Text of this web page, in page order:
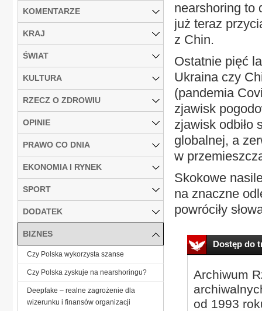
nearshoring to
już teraz
z Chin.
Ostatnie pięć
Ukraina czy
(pandemia
zjawisk
zjawisk odbiło
globalnej, a
w
Skokowe
na znaczne
powróciły
Dostęp do
Archiwum
od 1993
KOMENTARZE
KRAJ
ŚWIAT
KULTURA
RZECZ O ZDROWIU
OPINIE
PRAWO CO DNIA
EKONOMIA I RYNEK
SPORT
DODATEK
BIZNES
Czy Polska wykorzysta szanse
Czy Polska zyskuje na nearshoringu?
Deepfake – realne zagrożenie dla
wizerunku i finansów organizacji